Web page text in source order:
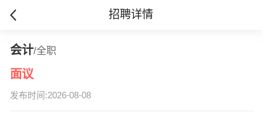
招聘详情
会计/全职
面议
发布时间:2026-08-08